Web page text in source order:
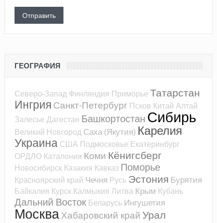
ГЕОГРАФИЯ
Северо-Запад Финляндия Приморье Татарстан
Ингрия Санкт-Петербург Псков Китай Алтай
Залесье Дагестан Башкортостан Сибирь
Великий Новгород Саха (Якутия) Карелия
Украина США Подмосковье Екатеринбург
ОРДЛО Каталония Коми Кёнигсберг
Новосибирск Казакия Кавказ Поморье
Красноярский край Чечня Русь Эстония Бурятия
Байкалия Курск Калмыкия Литва Крым Кубань
Дальний Восток Беларусь Ингушетия
Москва Хабаровский край Урал